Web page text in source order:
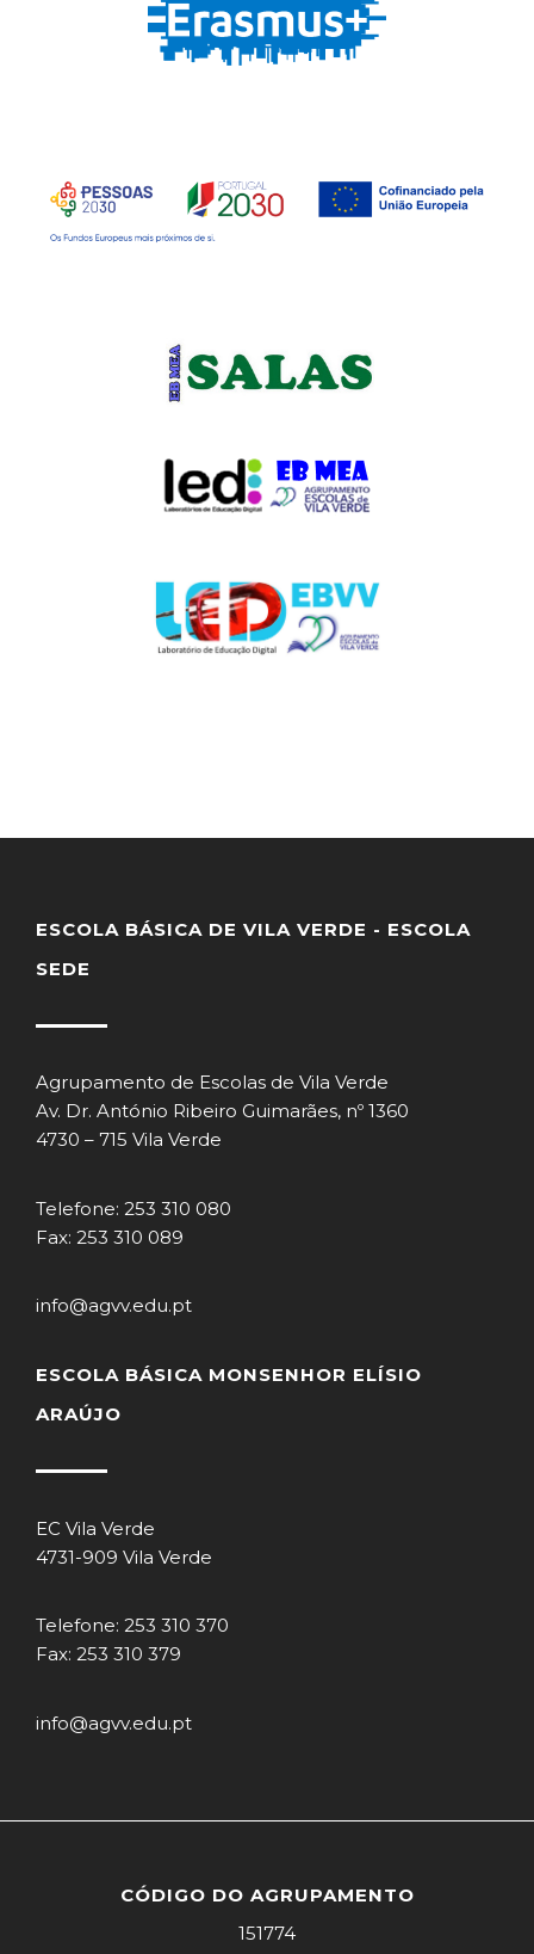
ESCOLA BÁSICA DE VILA VERDE - ESCOLA
SEDE
Agrupamento de Escolas de Vila Verde
Av. Dr. António Ribeiro Guimarães, nº 1360
4730 – 715 Vila Verde
Telefone: 253 310 080
Fax: 253 310 089
info@agvv.edu.pt
ESCOLA BÁSICA MONSENHOR ELÍSIO
ARAÚJO
EC Vila Verde
4731-909 Vila Verde
Telefone: 253 310 370
Fax: 253 310 379
info@agvv.edu.pt
CÓDIGO DO AGRUPAMENTO
151774